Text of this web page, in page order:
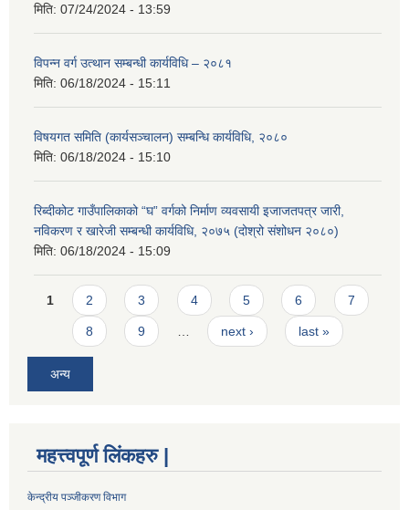
मिति: 07/24/2024 - 13:59
विपन्न वर्ग उत्थान सम्बन्धी कार्यविधि – २०८१
मिति: 06/18/2024 - 15:11
विषयगत समिति (कार्यसञ्चालन) सम्बन्धि कार्यविधि, २०८०
मिति: 06/18/2024 - 15:10
रिब्दीकोट गाउँपालिकाको “घ” वर्गको निर्माण व्यवसायी इजाजतपत्र जारी,
नविकरण र खारेजी सम्बन्धी कार्यविधि, २०७५ (दोश्रो संशोधन २०८०)
मिति: 06/18/2024 - 15:09
Pages
1 2 3 4 5 6 7
8 9 … next › last »
अन्य
महत्त्वपूर्ण लिंकहरु |
केन्द्रीय पञ्जीकरण विभाग